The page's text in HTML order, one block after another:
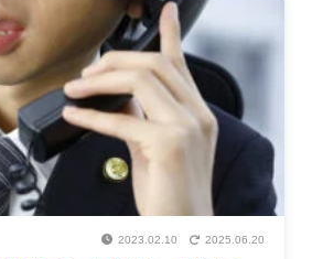
2023.02.10 2025.06.20